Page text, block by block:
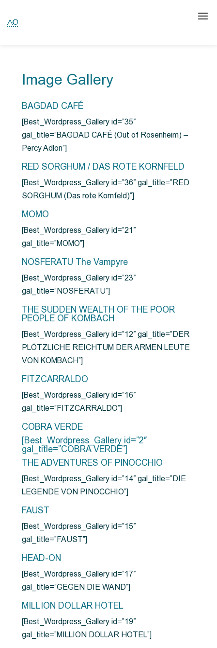
Image Gallery
BAGDAD CAFÉ
[Best_Wordpress_Gallery id=”35″
gal_title=”BAGDAD CAFÉ (Out of Rosenheim) –
Percy Adlon”]
RED SORGHUM / DAS ROTE KORNFELD
[Best_Wordpress_Gallery id=”36″ gal_title=”RED
SORGHUM (Das rote Kornfeld)”]
MOMO
[Best_Wordpress_Gallery id=”21″
gal_title=”MOMO”]
NOSFERATU The Vampyre
[Best_Wordpress_Gallery id=”23″
gal_title=”NOSFERATU”]
THE SUDDEN WEALTH OF THE POOR
PEOPLE OF KOMBACH
[Best_Wordpress_Gallery id=”12″ gal_title=”DER
PLÖTZLICHE REICHTUM DER ARMEN LEUTE
VON KOMBACH”]
FITZCARRALDO
[Best_Wordpress_Gallery id=”16″
gal_title=”FITZCARRALDO”]
COBRA VERDE
[Best_Wordpress_Gallery id=”2″
gal_title=”COBRA VERDE”]
THE ADVENTURES OF PINOCCHIO
[Best_Wordpress_Gallery id=”14″ gal_title=”DIE
LEGENDE VON PINOCCHIO”]
FAUST
[Best_Wordpress_Gallery id=”15″
gal_title=”FAUST”]
HEAD-ON
[Best_Wordpress_Gallery id=”17″
gal_title=”GEGEN DIE WAND”]
MILLION DOLLAR HOTEL
[Best_Wordpress_Gallery id=”19″
gal_title=”MILLION DOLLAR HOTEL”]